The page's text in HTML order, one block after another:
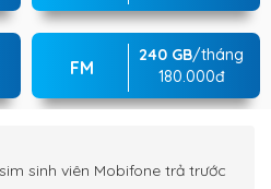
FM
240 GB/tháng
180.000đ
sinh viên Mobifone trả trước